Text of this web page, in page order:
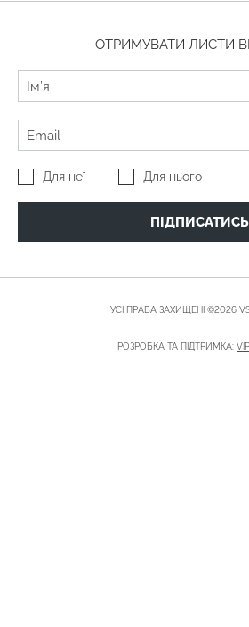
ОТРИМУВАТИ ЛИСТИ
Для неї Для нього
ПІДПИСАТИСЬ
УСІ ПРАВА ЗАХИЩЕНІ ©2026
РОЗРОБКА ТА ПІДТРИМКА: